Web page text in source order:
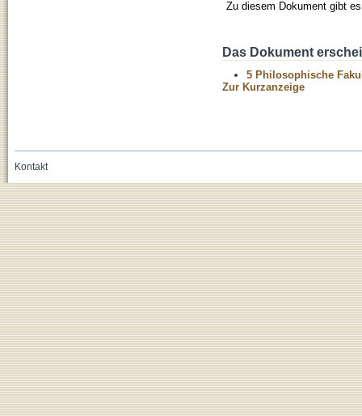
Zu diesem Dokument gibt
Das Dokument
5 Philosophische
Zur Kurzanzeige
Kontakt